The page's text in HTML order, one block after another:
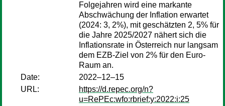
Folgejahren wird eine markante
Abschwächung der Inflation erwartet
(2024: 3, 2%), mit geschätzten 2, 5% für
die Jahre 2025/2027 nähert sich die
Inflationsrate in Österreich nur langsam
dem EZB-Ziel von 2% für den Euro-
Raum an.
Date:
2022–12–15
URL:
https://d.repec.org/n?
u=RePEc:wfo:rbrief:y:2022:i:25